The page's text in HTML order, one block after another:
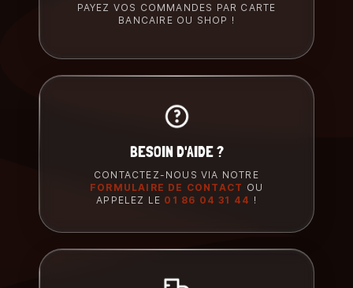
PAYEZ VOS COMMANDES PAR CARTE
BANCAIRE OU SHOP !
BESOIN D'AIDE ?
CONTACTEZ-NOUS VIA NOTRE
FORMULAIRE DE CONTACT OU
APPELEZ LE 01 86 04 31 44 !